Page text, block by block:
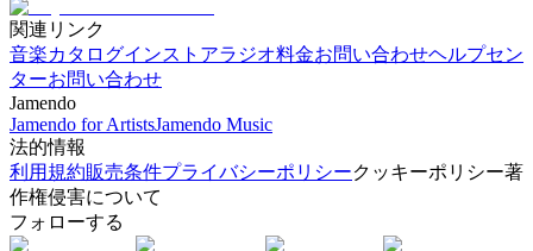
関連リンク
音楽カタログインストアラジオ料金お問い合わせヘルプセン
ターお問い合わせ
Jamendo
Jamendo for ArtistsJamendo Music
法的情報
利用規約販売条件プライバシーポリシークッキーポリシー著
作権侵害について
フォローする